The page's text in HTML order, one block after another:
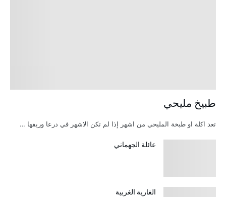
طبيخ مليحي
تعد اكلة او طبخة المليحي من اشهر إذا لم تكن الاشهر في درعا وريفها …
عائلة الجهماني
الغارية الغربية